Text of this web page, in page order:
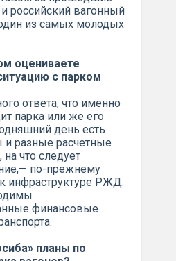
российский вагонный
из самых молодых
оцениваете
с парком
ответа, что именно
парка или же его
день есть
разные расчетные
что следует
по-прежнему
инфраструктуре РЖД.
финансовые
планы по